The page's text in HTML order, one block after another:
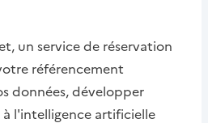
un service de réservation
référencement
données, développer
l'intelligence artificielle